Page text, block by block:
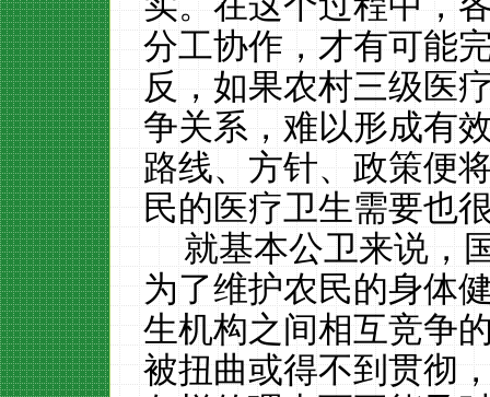
分工协作，才有可能
反，如果农村三级医
争关系，难以形成有
路线、方针、政策便
民的医疗卫生需要也
就基本公卫来说，
为了维护农民的身体
生机构之间相互竞争
被扭曲或得不到贯彻